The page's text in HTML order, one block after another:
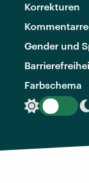
Korrekturen
Gender und
Farbschema